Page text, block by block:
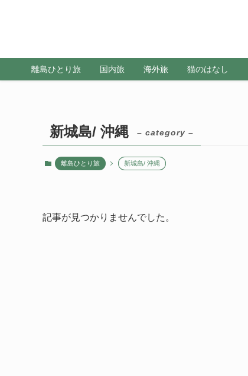
離島ひとり旅 国内旅 海外旅 猫のはなし
新城島/ 沖縄 – category –
離島ひとり旅 新城島/ 沖縄
記事が見つかりませんでした。